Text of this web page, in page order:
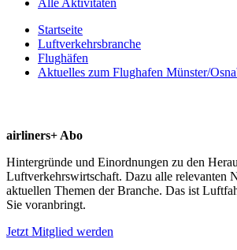
Startseite
Luftverkehrsbranche
Flughäfen
Aktuelles zum Flughafen Münster/
airliners+ Abo
Hintergründe und Einordnungen zu den
Luftverkehrswirtschaft. Dazu alle relevanten
aktuellen Themen der Branche. Das ist
Sie voranbringt.
Jetzt Mitglied werden